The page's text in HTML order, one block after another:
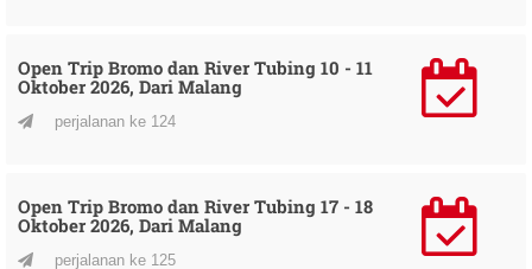
Open Trip Bromo dan River Tubing 10 - 11
Oktober 2026, Dari Malang
perjalanan ke 124
Open Trip Bromo dan River Tubing 17 - 18
Oktober 2026, Dari Malang
perjalanan ke 125